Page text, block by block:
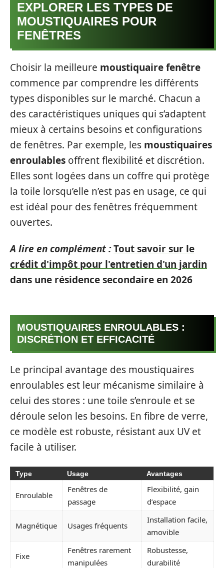
EXPLORER LES TYPES DE
MOUSTIQUAIRES POUR
FENÊTRES
Choisir la meilleure moustiquaire fenêtre
commence par comprendre les différents
types disponibles sur le marché. Chacun a
des caractéristiques uniques qui s’adaptent
mieux à certains besoins et configurations
de fenêtres. Par exemple, les moustiquaires
enroulables offrent flexibilité et discrétion.
Elles sont logées dans un coffre qui protège
la toile lorsqu’elle n’est pas en usage, ce qui
est idéal pour des fenêtres fréquemment
ouvertes.
A lire en complément :Tout savoir sur le
crédit d'impôt pour l'entretien d'un jardin
dans une résidence secondaire en 2026
MOUSTIQUAIRES ENROULABLES :
DISCRÉTION ET EFFICACITÉ
Le principal avantage des moustiquaires
enroulables est leur mécanisme similaire à
celui des stores : une toile s’enroule et se
déroule selon les besoins. En fibre de verre,
ce modèle est robuste, résistant aux UV et
facile à utiliser.
Type Usage Avantages
Enroulable
Fenêtres de
passage
Flexibilité, gain
d’espace
Magnétique Usages fréquents
Installation facile,
amovible
Fixe
Fenêtres rarement
manipulées
Robustesse,
durabilité